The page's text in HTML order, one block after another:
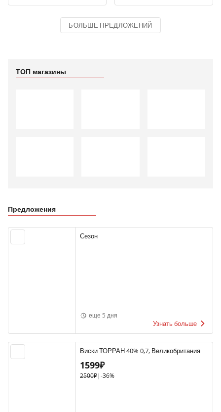
БОЛЬШЕ ПРЕДЛОЖЕНИЙ
ТОП магазины
Предложения
Сезон
еще 5 дня
Узнать больше
Виски ТОРРАН 40% 0,7, Великобритания
1599₽
2500₽|-36%